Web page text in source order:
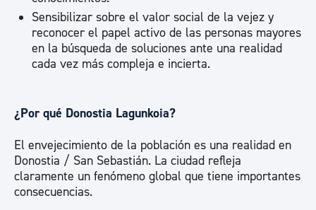
Sensibilizar sobre el valor social de la vejez y
reconocer el papel activo de las personas mayores
en la búsqueda de soluciones ante una realidad
cada vez más compleja e incierta.
¿Por qué Donostia Lagunkoia?
El envejecimiento de la población es una realidad en
Donostia / San Sebastián. La ciudad refleja
claramente un fenómeno global que tiene importantes
consecuencias.